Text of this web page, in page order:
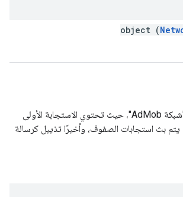
object (
استجابة البث لتقرير "شبكة AdMob"، حيث تحتوي الاستجابة الأولى
يتم بث استجابات الصفوف، وأخيرًا تذييل كرسالة